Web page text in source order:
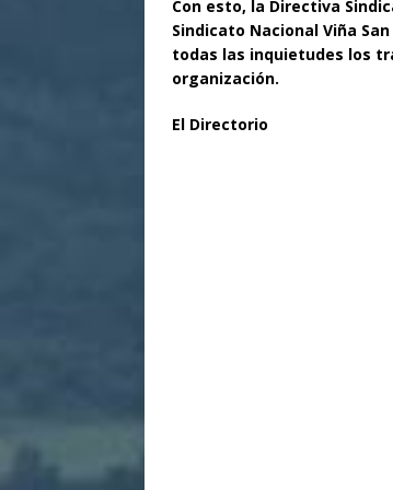
Con esto, la Directiva
Sindicato Nacional Viña
todas las inquietudes los
organización.
El Directorio